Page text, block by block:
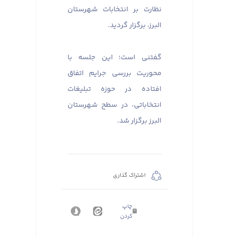
نظارت بر انتخابات شهرستان
البرز، برگزار گردید. ​​​​​​​
گفتنی است؛ این جلسه با
محوریت بررسی جرایم اتفاق
افتاده در حوزه تبلیغات
انتخاباتی، در سطح شهرستان
البرز برگزار شد.
اشتراک گذاری
چاپ
کردن